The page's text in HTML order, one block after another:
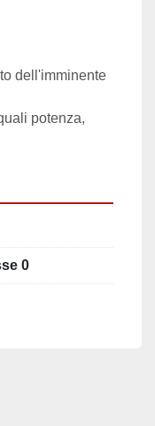
dell'imminente
potenza,
0